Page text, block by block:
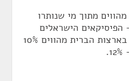
מתוך מי שנותרו
הישראלים
ב-40 האוניברסיטאות הכי טובות בארצות הברית מהווים 10%